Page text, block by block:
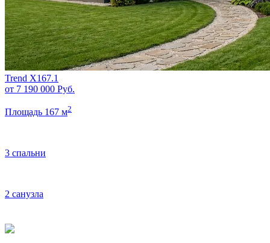
Trend X167.1
от 7 190 000 Руб.
Площадь 167 м2
3 спальни
2 санузла